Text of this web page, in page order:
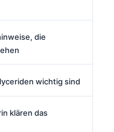
die
wichtig sind
klären das